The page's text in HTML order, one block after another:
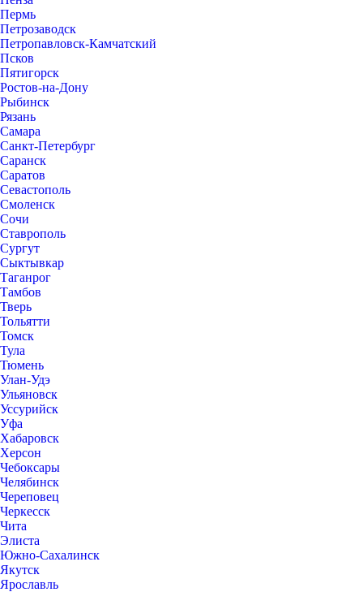
Пермь
Петрозаводск
Петропавловск-Камчатский
Псков
Пятигорск
Ростов-на-Дону
Рыбинск
Рязань
Самара
Санкт-Петербург
Саранск
Саратов
Севастополь
Смоленск
Сочи
Ставрополь
Сургут
Сыктывкар
Таганрог
Тамбов
Тверь
Тольятти
Томск
Тула
Тюмень
Улан-Удэ
Ульяновск
Уссурийск
Уфа
Хабаровск
Херсон
Чебоксары
Челябинск
Череповец
Черкесск
Чита
Элиста
Южно-Сахалинск
Якутск
Ярославль